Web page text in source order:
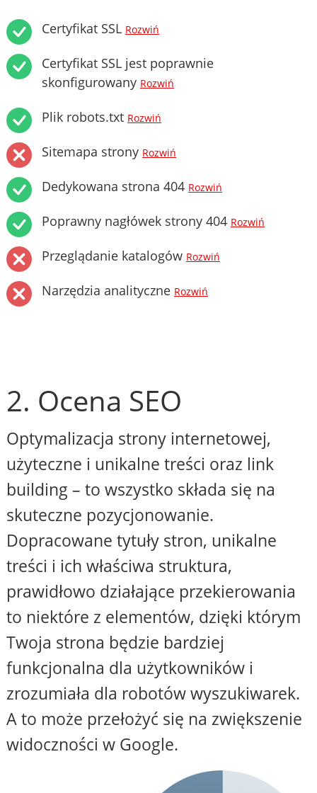
Certyfikat SSL Rozwiń
Certyfikat SSL jest poprawnie
skonfigurowany Rozwiń
Plik robots.txt Rozwiń
Sitemapa strony Rozwiń
Dedykowana strona 404 Rozwiń
Poprawny nagłówek strony 404 Rozwiń
Przeglądanie katalogów Rozwiń
Narzędzia analityczne Rozwiń
2. Ocena SEO
Optymalizacja strony internetowej,
użyteczne i unikalne treści oraz link
building – to wszystko składa się na
skuteczne pozycjonowanie.
Dopracowane tytuły stron, unikalne
treści i ich właściwa struktura,
prawidłowo działające przekierowania
to niektóre z elementów, dzięki którym
Twoja strona będzie bardziej
funkcjonalna dla użytkowników i
zrozumiała dla robotów wyszukiwarek.
A to może przełożyć się na zwiększenie
widoczności w Google.